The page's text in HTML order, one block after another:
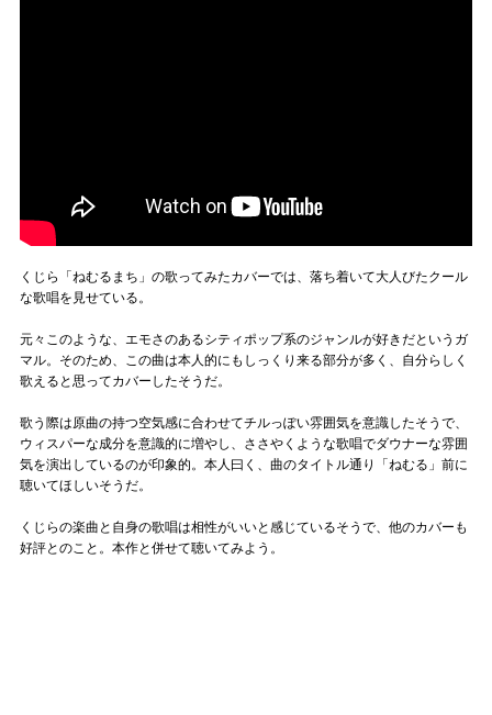
くじら「ねむるまち」の歌ってみたカバーでは、落ち着いて大人びたクール
な歌唱を見せている。
元々このような、エモさのあるシティポップ系のジャンルが好きだというガ
マル。そのため、この曲は本人的にもしっくり来る部分が多く、自分らしく
歌えると思ってカバーしたそうだ。
歌う際は原曲の持つ空気感に合わせてチルっぽい雰囲気を意識したそうで、
ウィスパーな成分を意識的に増やし、ささやくような歌唱でダウナーな雰囲
気を演出しているのが印象的。本人曰く、曲のタイトル通り「ねむる」前に
聴いてほしいそうだ。
くじらの楽曲と自身の歌唱は相性がいいと感じているそうで、他のカバーも
好評とのこと。本作と併せて聴いてみよう。